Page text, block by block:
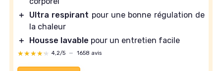
＋
Ultra respirant pour une bonne régulation de
la chaleur
＋
Housse lavable pour un entretien facile
★★★★★
★★★★★ 4,2/5 — 1658 avis